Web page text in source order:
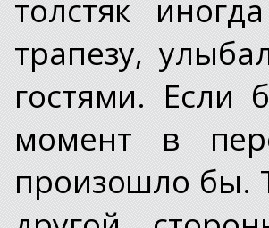
толстяк
трапезу,
гостями.
момент в
произошло бы.